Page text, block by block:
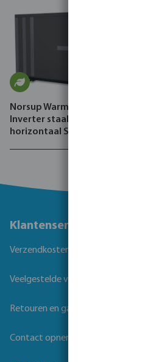
Norsup Warmtepomp
Inverter staal zwart
horizontaal SG Silent-Pro
Klantenservice
Verzendkosten
Veelgestelde vragen
Retouren en garantie
Contact opnemen